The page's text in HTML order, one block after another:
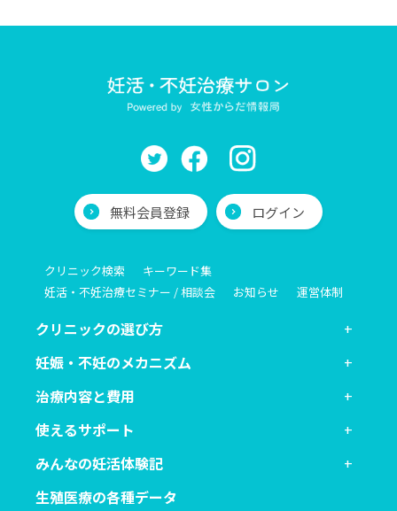
無料会員登録 ログイン
クリニック検索
キーワード集
妊活・不妊治療セミナー / 相談会
お知らせ 運営体制
クリニックの選び方
妊娠・不妊のメカニズム
治療内容と費用
使えるサポート
みんなの妊活体験記
生殖医療の各種データ